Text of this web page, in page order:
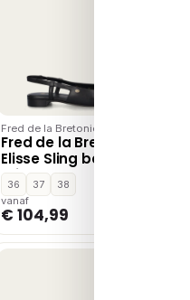
Fred de la Bretoniere
Fred de la Bretoniere
Elisse Sling ballerinas
& instappers – Zwart
36 37
38
vanaf
€ 104,99